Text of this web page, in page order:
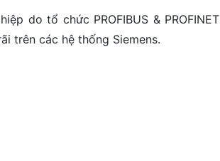
do tổ chức PROFIBUS & PROFINET
trên các hệ thống Siemens.